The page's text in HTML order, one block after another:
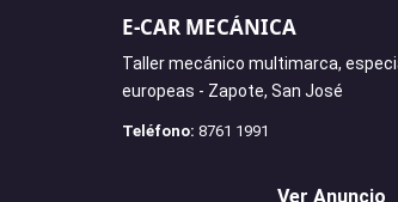
E-CAR MECÁNICA
Taller mecánico multimarca,
europeas - Zapote, San José
Teléfono: 8761 1991
Ver Anuncio